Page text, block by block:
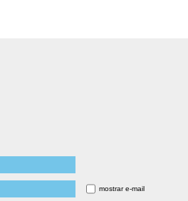
mostrar e-mail